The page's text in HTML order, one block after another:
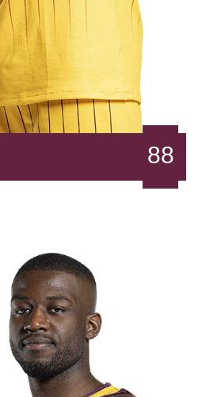
88